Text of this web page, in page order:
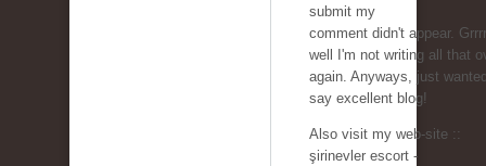
submit my
comment didn't appear.
well I'm not writing all that
again. Anyways, just
say excellent blog!
Also visit my web-site ::
şirinevler escort -